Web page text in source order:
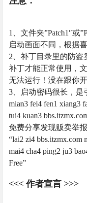
1、文件夹”Patch1″或
启动画面不同，根据
2、补丁目录里的防
补丁才能正常使用，
无法运行！没在跟你开
3、启动密码很长，是
mian3 fei4 fen1 xiang3
tui4 kuan3
免费分享发现贩卖举
“lai2 zi4 bbs.itzmx.com
mai4 cha4 ping2 ju3
Free”
<<< 作者宣言 >>>